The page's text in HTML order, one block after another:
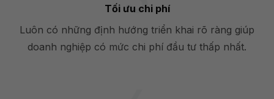
Tối ưu chi phí
Luôn có những định hướng triển khai rõ ràng giúp
doanh nghiệp có mức chi phí đầu tư thấp nhất.